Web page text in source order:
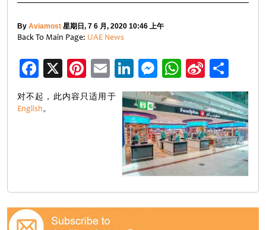
By Aviamost 星期日, 7 6 月, 2020 10:46 上午
Back To Main Page: UAE News
Facebook
X Pinterest
EmailLinkedIn
Messenger
WhatsApp
Sina
Weibo
享
对不起，此内容只适用于
English。